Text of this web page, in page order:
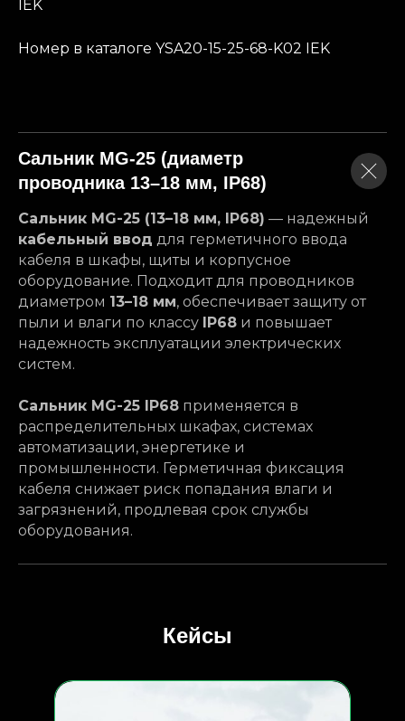
IEK
Номер в каталоге YSA20-15-25-68-K02 IEK
Сальник MG-25 (диаметр
проводника 13–18 мм, IP68)
Сальник MG-25 (13–18 мм, IP68) — надежный
кабельный ввод для герметичного ввода
кабеля в шкафы, щиты и корпусное
оборудование. Подходит для проводников
диаметром 13–18 мм, обеспечивает защиту от
пыли и влаги по классу IP68 и повышает
надежность эксплуатации электрических
систем.
Сальник MG-25 IP68 применяется в
распределительных шкафах, системах
автоматизации, энергетике и
промышленности. Герметичная фиксация
кабеля снижает риск попадания влаги и
загрязнений, продлевая срок службы
оборудования.
Кейсы